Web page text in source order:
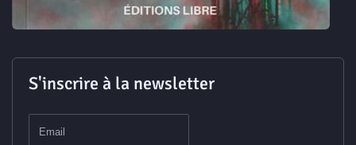
S'inscrire à la newsletter